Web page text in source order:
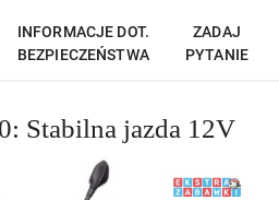
INFORMACJE DOT.
BEZPIECZEŃSTWA
ZADAJ
PYTANIE
Stabilna jazda 12V